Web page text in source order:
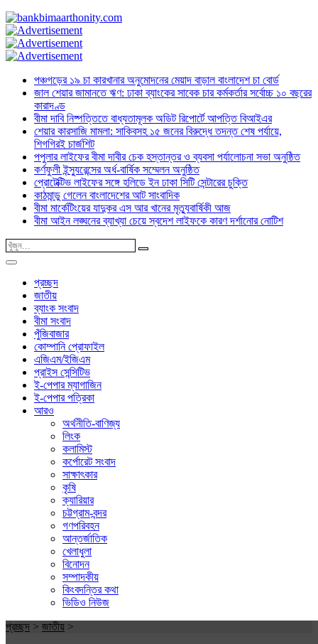
পঞ্চগড়ের ১৯ চা কারখানার অনুমোদনের মেয়াদ বাড়াল বাংলাদেশ চা বোর্ড
জাল শেয়ার জামানতে ঋণ: ঢাকা ব্যাংকের সাবেক চার কর্মকর্তার সর্বোচ্চ ১০ বছরের
কারাদণ্ড
বীমা দাবি নিষ্পত্তিতে বাধ্যতামূলক অডিট রিপোর্টে আপত্তি বিআইএর
শেয়ার কারসাজি মামলা: সাকিবসহ ১৫ জনের বিরুদ্ধে তদন্ত শেষ পর্যায়ে,
শিগগিরই চার্জশিট
পপুলার লাইফের বীমা দাবীর চেক হস্তান্তর ও ব্যবসা পর্যালোচনা সভা অনুষ্ঠিত
কর্ণফুলী ইন্স্যুরেন্সের অর্ধ-বার্ষিক সম্মেলন অনুষ্ঠিত
প্রোটেক্টিভ লাইফের সঙ্গে হলিডে ইন ঢাকা সিটি সেন্টারের চুক্তি
কাঠমান্ডু গেলেন বাংলাদেশের আট সাংবাদিক
বীমা মার্কেটিংয়ের যাদুকর এস আর খানের মৃত্যুবার্ষিকী আজ
বীমা আইন লঙ্ঘনের ব্যাখ্যা চেয়ে স্বদেশ লাইফকে কারণ দর্শানোর নোটিশ
প্রচ্ছদ
জাতীয়
ব্যাংক সংবাদ
বীমা সংবাদ
পুঁজিবাজার
কোম্পানি প্রোফাইল
এজিএম/ইজিএম
প্রাইস সেন্সিটিভ
ই-পেপার ম্যাগাজিন
ই-পেপার পত্রিকা
আরও
অর্থনীতি-বাণিজ্য
লিংক
কলামিস্ট
কর্পোরেট সংবাদ
সাক্ষাৎকার
কৃষি
ক্যারিয়ার
চট্টগ্রাম-বন্দর
গণপরিবহন
আন্তর্জাতিক
খেলাধুলা
বিনোদন
সম্পাদকীয়
কিংবদন্তির কথা
ভিডিও নিউজ
প্রচ্ছদ > জাতীয় >